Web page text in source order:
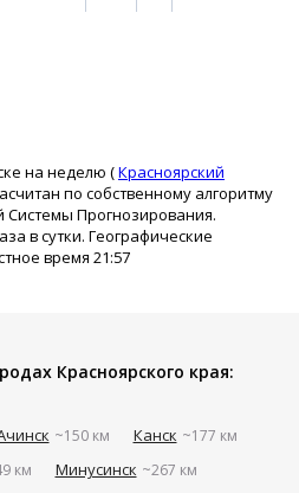
на неделю (Красноярский
по собственному алгоритму
Прогнозирования.
в сутки. Географические
время 21:57
Красноярского края:
~150 км Канск ~177 км
км Минусинск ~267 км